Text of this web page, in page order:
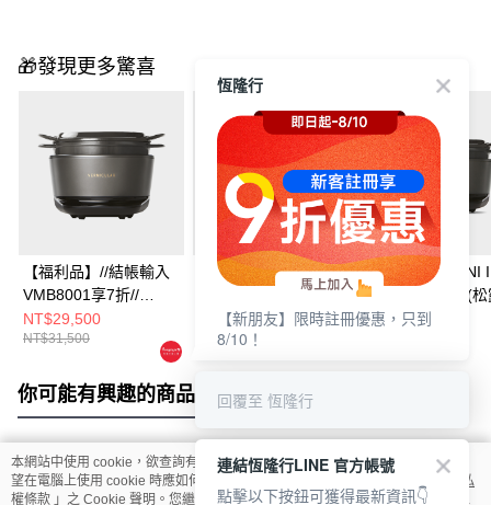
🎁發現更多驚喜
【福利品】//結帳輸入
VMB8001享7折//
Vermicular IH琺瑯電子
鑄鐵鍋 (松露黑)
NT$29,500
NT$31,500
【福利品】//結帳輸入
VMB8001享7折//
Vermicular MINI IH 琺
瑯電子鑄鐵鍋(海鹽白)
NT$21,500
NT$23,500
Vermicular MINI
瑯電子鑄鐵鍋 (
NT$21,500
你可能有興趣的商品 全站排行
熱門標籤
本網站中使用 cookie，欲查詢有關本網站使用 cookie 方式之詳情，及若您不希
望在電腦上使用 cookie 時應如何變更電腦的 cookie 設定，請參閱本網站「
隱私
權條款 」之 Cookie 聲明。您繼續使用本網站即表示您同意本公司得按本網站使
恆隆行
【新朋友】限時註冊優惠，只到
8/10！
回覆至 恆隆行
連結恆隆行LINE 官方帳號
點擊以下按鈕可獲得最新資訊👇